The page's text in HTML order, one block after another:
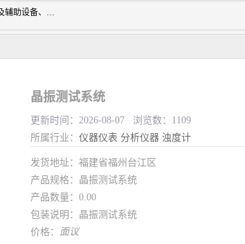
厦门欣锐仪器仪表有限公司成立于2006年，位于厦门市湖里区。公司主营五金产品、电气设备、计算机及辅助设备、通讯设备的批发与零售，同时涉及乐器、照相器材等文化用品的销售。此外，公司还提供通用设备、电气设备、仪器仪表的修理服务，以及信息系统集成、信息技术咨询、数据处理和存储等技术支持。公司致力于为客户提供全面的产品和服务，满足多样化的市场需求。
晶振测试系统
更新时间：2026-08-07 浏览数：1109
所属行业： 仪器仪表 分析仪器 浊度计
发货地址：福建省福州台江区
产品规格：晶振测试系统
产品数量：0.00
包装说明：晶振测试系统
价格： 面议